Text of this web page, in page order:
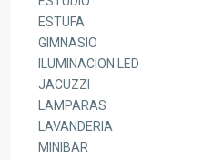
ESTUFA
GIMNASIO
ILUMINACION LED
JACUZZI
LAMPARAS
LAVANDERIA
MINIBAR